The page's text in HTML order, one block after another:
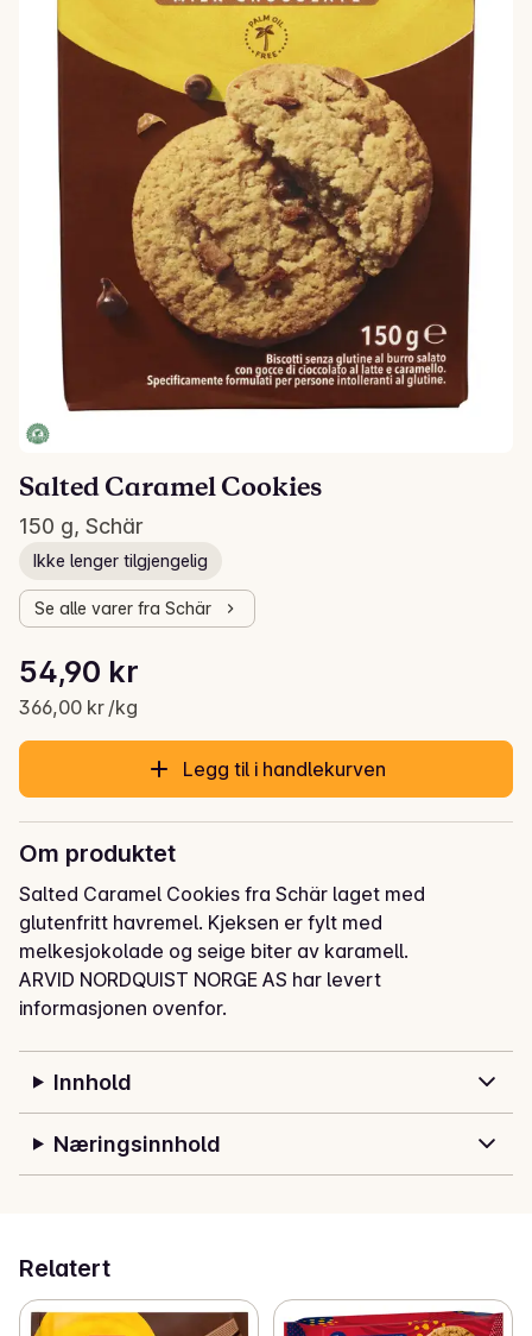
Salted Caramel Cookies
150 g, Schär
Ikke lenger tilgjengelig
Se alle varer fra Schär
Gjeldende pris er: 54,90 kr
54,90 kr
366,00 kr /kg
Stykkpris: 366,00 kr /kg
Legg til i handlekurven
Om produktet
Salted Caramel Cookies fra Schär laget med
glutenfritt havremel. Kjeksen er fylt med
melkesjokolade og seige biter av karamell.
ARVID NORDQUIST NORGE AS har levert
informasjonen ovenfor.
Innhold
Næringsinnhold
Relatert